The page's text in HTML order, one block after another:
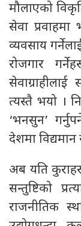
मौलाएको
सेवा
व्यवसाय
रोजगार
त्यस्तै भयो ।
‘भनसुन’
देशमा विद्यमान
अब यति
सन्तुष्टिको
राजनीतिक